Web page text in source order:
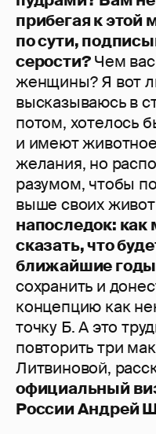
прибегая к
по сути,
серости?Чем вас
женщины? Я вот
высказываюсь в
потом, хотелось
и имеют
желания, но
разумом, чтобы
выше своих
напоследок:
сказать, что
ближайшие
сохранить и
концепцию как
точку Б. А это
повторить три
Литвиновой,
официальный
России Андрей